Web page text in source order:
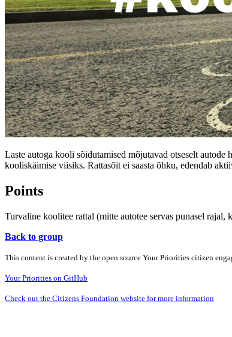
Laste autoga kooli sõidutamised mõjutavad otseselt
kooliskäimise viisiks. Rattasõit ei saasta õhku, edendab
Points
Turvaline koolitee rattal (mitte autotee servas punasel
Back to group
This content is created by the open source Your Priorities citizen
Your Priorities on GitHub
Check out the Citizens Foundation website for more information